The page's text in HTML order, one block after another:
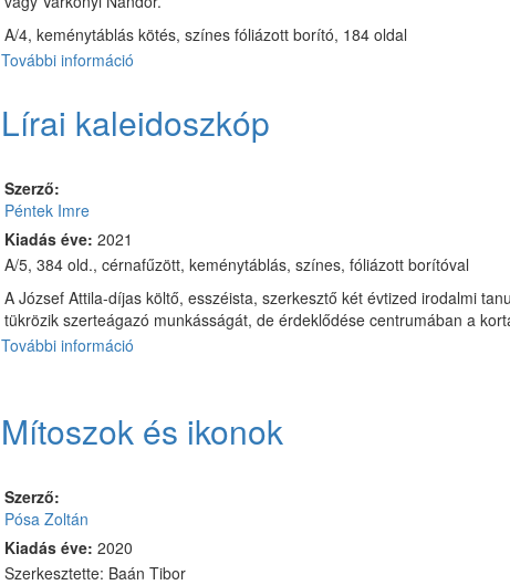
A/4, keménytáblás kötés, színes fóliázott borító, 184 oldal
További információ
tartalommal
Lírai kaleidoszkóp
Szerző:
Péntek Imre
Kiadás éve: 2021
A/5, 384 old., cérnafűzött, keménytáblás, színes, fóliázott borítóval
A József Attila-díjas költő, esszéista, szerkesztő két évtized irodalmi
tükrözik szerteágazó munkásságát, de érdeklődése centrumában a
További információ
Mítoszok és ikonok
Szerző:
Pósa Zoltán
Kiadás éve: 2020
Szerkesztette: Baán Tibor